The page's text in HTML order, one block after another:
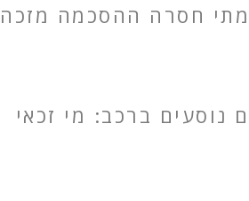
חסרה ההסכמה מזכה
נוסעים ברכב: מי זכאי